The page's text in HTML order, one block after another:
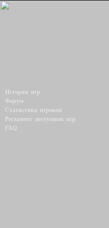
История игр
Форум
Статистика игроков
Регламент доступных игр
FAQ